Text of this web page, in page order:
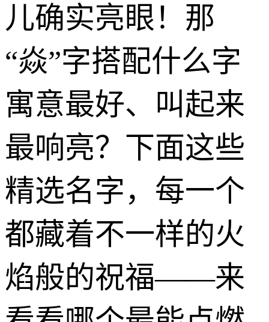
儿确实亮眼！那
“焱”字搭配什么字
寓意最好、叫起来
最响亮？下面这些
精选名字，每一个
都藏着不一样的火
焰般的祝福——来